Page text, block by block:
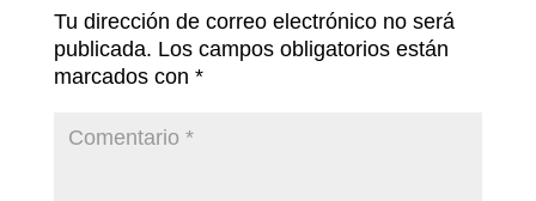
Tu dirección de correo electrónico no será
publicada. Los campos obligatorios están
marcados con *